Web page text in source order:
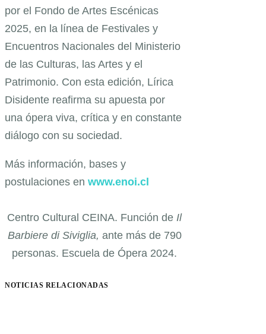
por el Fondo de Artes Escénicas
2025, en la línea de Festivales y
Encuentros Nacionales del Ministerio
de las Culturas, las Artes y el
Patrimonio. Con esta edición, Lírica
Disidente reafirma su apuesta por
una ópera viva, crítica y en constante
diálogo con su sociedad.
Más información, bases y
postulaciones en www.enoi.cl
Centro Cultural CEINA. Función deIl
Barbiere di Siviglia, ante más de 790
personas. Escuela de Ópera 2024.
NOTICIAS RELACIONADAS